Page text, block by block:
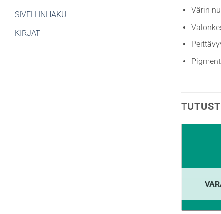
SIVELLINHAKU
KIRJAT
Värin